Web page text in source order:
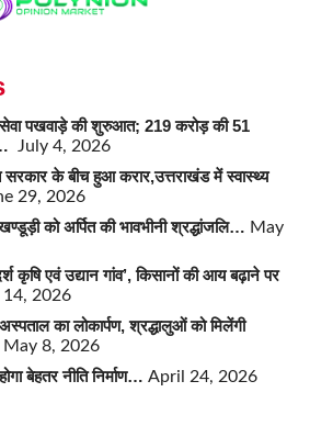
पखवाड़े की शुरुआत; 219 करोड़ की 51
July 4, 2026
के बीच हुआ करार,उत्तराखंड में स्वास्थ्य
29, 2026
को अर्पित की भावभीनी श्रद्धांजलि… May
कृषि एवं उद्यान गांव’, किसानों की आय बढ़ाने पर
14, 2026
का लोकार्पण, श्रद्धालुओं को मिलेंगी
May 8, 2026
बेहतर नीति निर्माण… April 24, 2026